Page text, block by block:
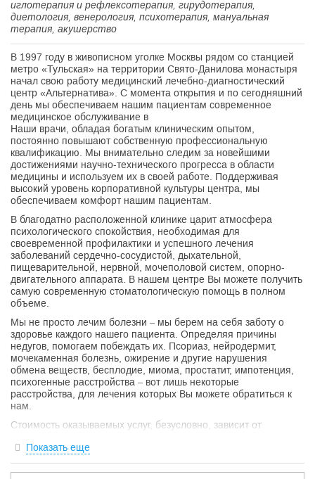
иглотерапия и рефлексотерапия, гирудотерапия,
диетология, венерология, психотерапия, мануальная
терапия, акушерство
В 1997 году в живописном уголке Москвы рядом со станцией
метро «Тульская» на территории Свято-Данилова монастыря
начал свою работу медицинский лечебно-диагностический
центр «Альтернатива». С момента открытия и по сегодняшний
день мы обеспечиваем нашим пациентам современное
медицинское обслуживание в
Наши врачи, обладая богатым клиническим опытом,
постоянно повышают собственную профессиональную
квалификацию. Мы внимательно следим за новейшими
достижениями научно-технического прогресса в области
медицины и используем их в своей работе. Поддерживая
высокий уровень корпоративной культуры центра, мы
обеспечиваем комфорт нашим пациентам.
В благодатно расположенной клинике царит атмосфера
психологического спокойствия, необходимая для
своевременной профилактики и успешного лечения
заболеваний сердечно-сосудистой, дыхательной,
пищеварительной, нервной, мочеполовой систем, опорно-
двигательного аппарата. В нашем центре Вы можете получить
самую современную стоматологическую помощь в полном
объеме.
Мы не просто лечим болезни – мы берем на себя заботу о
здоровье каждого нашего пациента. Определяя причины
недугов, помогаем побеждать их. Псориаз, нейродермит,
мочекаменная болезнь, ожирение и другие нарушения
обмена веществ, бесплодие, миома, простатит, импотенция,
психогенные расстройства – вот лишь некоторые
расстройства, для лечения которых Вы можете обратиться к
нам.
Стоимость оказываемых услуг, безусловно, зависит от
лечения наши врачи, в первую очередь, руководствуются
принципом целесообразности. Наши врачи подробно
разъясняют и согласовывают план лечения с пациентом,
Показать еще